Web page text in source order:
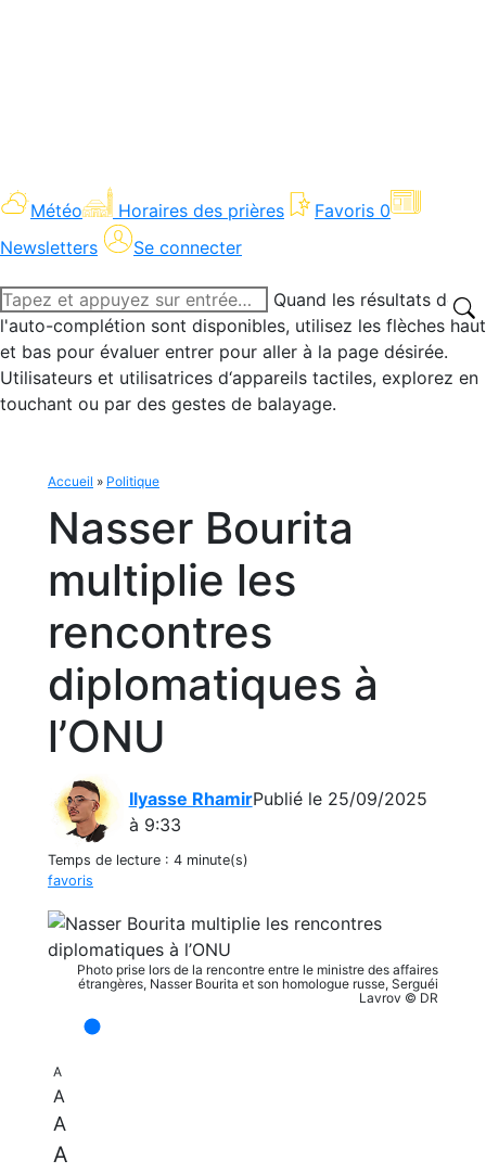
Météo Horaires des prières Favoris 0
Newsletters
Se connecter
Recherche
:
Quand les résultats de
l'auto-complétion sont disponibles, utilisez les flèches haut
et bas pour évaluer entrer pour aller à la page désirée.
Utilisateurs et utilisatrices d‘appareils tactiles, explorez en
touchant ou par des gestes de balayage.
Accueil » Politique
Nasser Bourita
multiplie les
rencontres
diplomatiques à
l’ONU
Ilyasse RhamirPublié le 25/09/2025
à 9:33
Temps de lecture : 4 minute(s)
favoris
Photo prise lors de la rencontre entre le ministre des affaires
étrangères, Nasser Bourita et son homologue russe, Serguéi
Lavrov © DR
A
A
A
A